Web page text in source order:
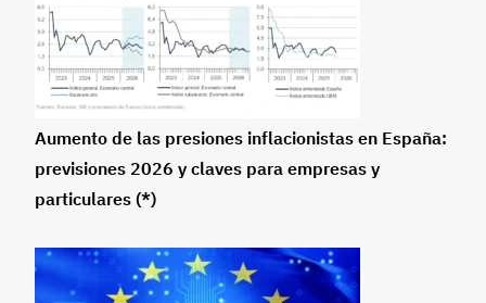
Aumento de las presiones inflacionistas en España:
previsiones 2026 y claves para empresas y
particulares (*)